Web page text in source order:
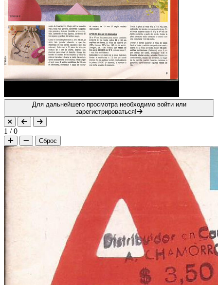
Для дальнейшего просмотра необходимо войти или
зарегистрироваться!
1 /0
Сброс